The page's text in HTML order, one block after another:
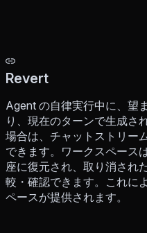
Revert
Agent の自律実行中に、望
り、現在のターンで生成さ
場合は、チャットストリー
できます。ワークスペース
座に復元され、取り消され
較・確認できます。これに
ペースが提供されます。